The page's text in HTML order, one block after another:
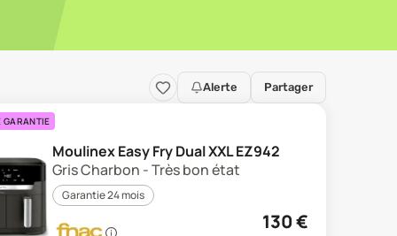
Alerte Partager
GARANTIE
Moulinex Easy Fry Dual XXL EZ942
Gris Charbon - Très bon état
Garantie 24 mois
130€